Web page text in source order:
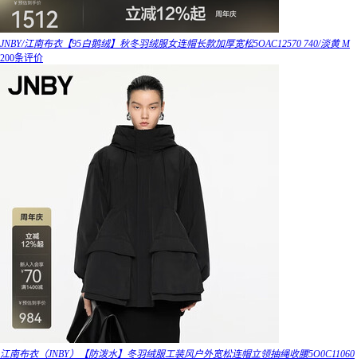
JNBY/江南布衣【95白鹅绒】秋冬羽绒服女连帽长款加厚宽松5OAC12570 740/淡黄 M
200条评价
江南布衣（JNBY）【防泼水】冬羽绒服工装风户外宽松连帽立领抽绳收腰5O0C11060